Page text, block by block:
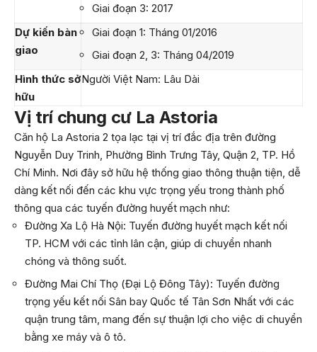
Giai đoạn 3: 2017
Dự kiến bàn
giao
Giai đoạn 1: Tháng 01/2016
Giai đoạn 2, 3: Tháng 04/2019
Hình thức sở
hữu
Người Việt Nam: Lâu Dài
Vị trí chung cư La Astoria
Căn hộ La Astoria 2 tọa lạc tại vị trí đắc địa trên đường
Nguyễn Duy Trinh, Phường Bình Trưng Tây, Quận 2, TP. Hồ
Chí Minh. Nơi đây sở hữu hệ thống giao thông thuận tiện, dễ
dàng kết nối đến các khu vực trọng yếu trong thành phố
thông qua các tuyến đường huyết mạch như:
Đường Xa Lộ Hà Nội: Tuyến đường huyết mạch kết nối
TP. HCM với các tỉnh lân cận, giúp di chuyển nhanh
chóng và thông suốt.
Đường Mai Chí Thọ (Đại Lộ Đông Tây): Tuyến đường
trọng yếu kết nối Sân bay Quốc tế Tân Sơn Nhất với các
quận trung tâm, mang đến sự thuận lợi cho việc di chuyển
bằng xe máy và ô tô.